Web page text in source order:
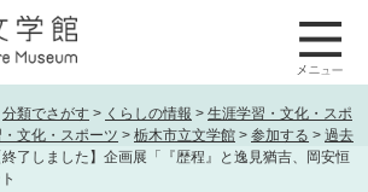
分類でさがす > くらしの情報 > 生涯学習・文化・スポ
文化・スポーツ > 栃木市立文学館 > 参加する > 過去
終了しました】企画展「『歴程』と逸見猶吉、岡安恒